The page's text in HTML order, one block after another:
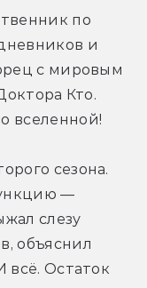
по
и
с мировым
Кто.
вселенной!
сезона.
—
слезу
объяснил
всё. Остаток